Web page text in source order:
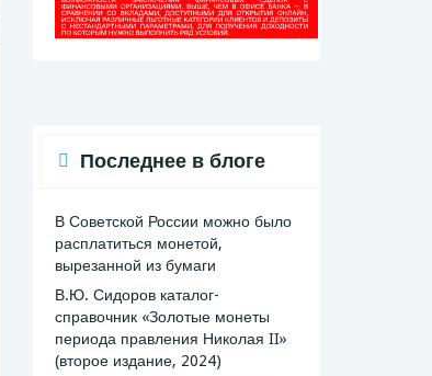
Последнее в блоге
В Советской России можно было
расплатиться монетой,
вырезанной из бумаги
В.Ю. Сидоров каталог-
справочник «Золотые монеты
периода правления Николая II»
(второе издание, 2024)